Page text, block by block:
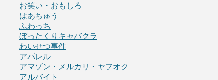
お笑い・おもしろ
はあちゅう
ふわっち
ぼったくりキャバクラ
わいせつ事件
アパレル
アマゾン・メルカリ・ヤフオク
アルバイト